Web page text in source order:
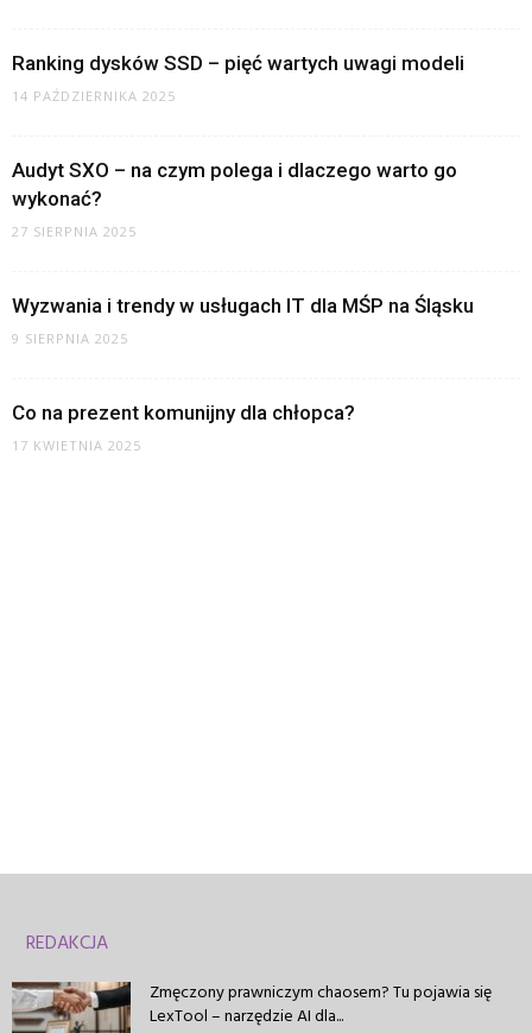
Ranking dysków SSD – pięć wartych uwagi modeli
14 PAŹDZIERNIKA 2025
Audyt SXO – na czym polega i dlaczego warto go
wykonać?
27 SIERPNIA 2025
Wyzwania i trendy w usługach IT dla MŚP na Śląsku
9 SIERPNIA 2025
Co na prezent komunijny dla chłopca?
17 KWIETNIA 2025
REDAKCJA
Zmęczony prawniczym chaosem? Tu pojawia się
LexTool – narzędzie AI dla...